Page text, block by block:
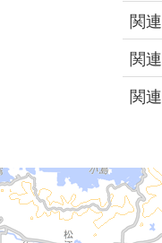
関
関
関